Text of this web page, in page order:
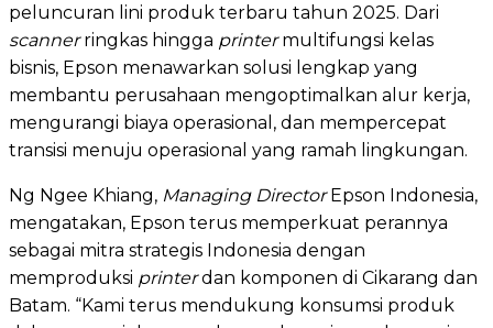
peluncuran lini produk terbaru tahun 2025. Dari
scannerringkas hingga printermultifungsi kelas
bisnis, Epson menawarkan solusi lengkap yang
membantu perusahaan mengoptimalkan alur kerja,
mengurangi biaya operasional, dan mempercepat
transisi menuju operasional yang ramah lingkungan.
Ng Ngee Khiang, Managing DirectorEpson Indonesia,
mengatakan, Epson terus memperkuat perannya
sebagai mitra strategis Indonesia dengan
memproduksi printerdan komponen di Cikarang dan
Batam. “Kami terus mendukung konsumsi produk